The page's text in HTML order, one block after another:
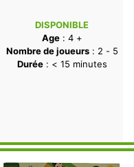
DISPONIBLE
Age: 4 +
Nombre de joueurs: 2 - 5
Durée: < 15 minutes